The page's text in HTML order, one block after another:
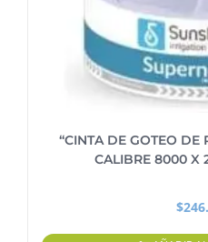
“CINTA DE GOTEO DE
CALIBRE 8000 X
$